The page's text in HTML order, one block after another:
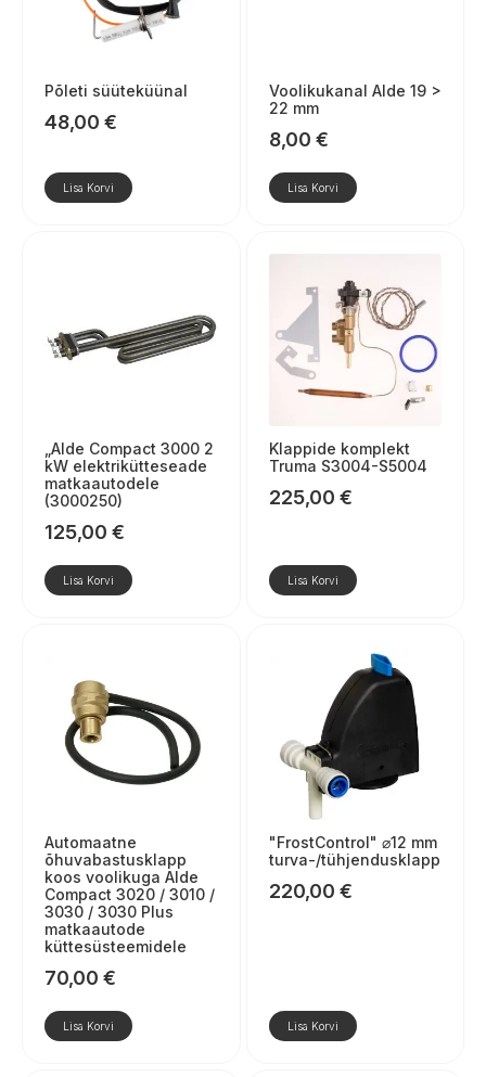
Põleti süüteküünal
48,00 €
Lisa Korvi
Voolikukanal Alde 19 >
22 mm
8,00 €
Lisa Korvi
„Alde Compact 3000 2
kW elektrikütteseade
matkaautodele
(3000250)
125,00 €
Lisa Korvi
Klappide komplekt
Truma S3004-S5004
225,00 €
Lisa Korvi
Automaatne
õhuvabastusklapp
koos voolikuga Alde
Compact 3020 / 3010 /
3030 / 3030 Plus
matkaautode
küttesüsteemidele
70,00 €
Lisa Korvi
"FrostControl" ⌀12 mm
turva-/tühjendusklapp
220,00 €
Lisa Korvi